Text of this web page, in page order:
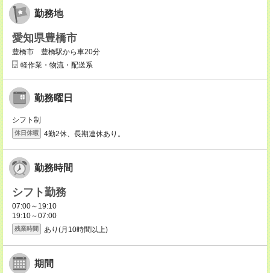
勤務地
愛知県豊橋市
豊橋市 豊橋駅から車20分
軽作業・物流・配送系
勤務曜日
シフト制
休日休暇 4勤2休、長期連休あり。
勤務時間
シフト勤務
07:00～19:10
19:10～07:00
残業時間 あり(月10時間以上)
期間